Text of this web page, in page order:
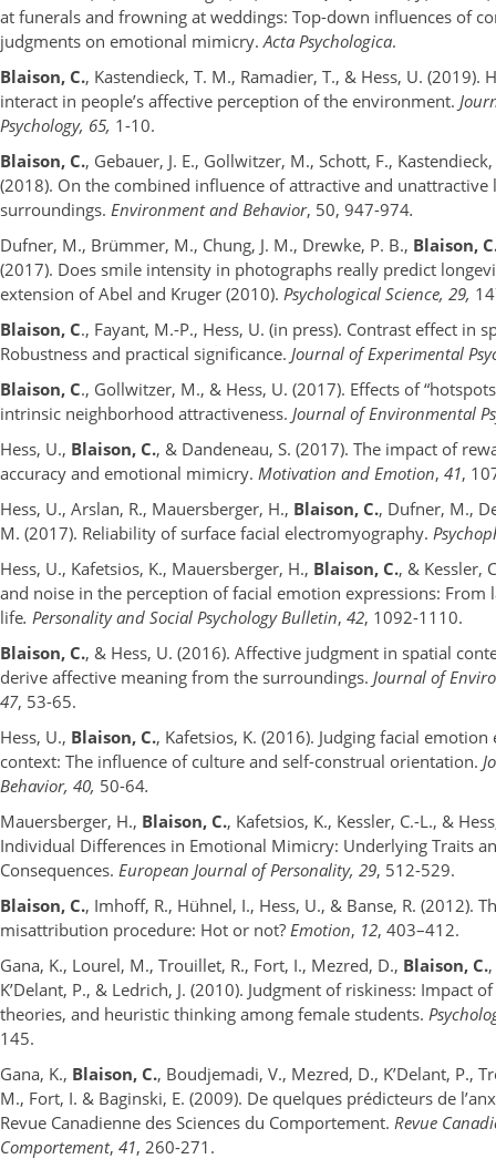
at funerals and frowning at weddings: Top-down influences of
judgments on emotional mimicry.Acta Psychologica.
Blaison, C., Kastendieck, T. M., Ramadier, T., & Hess, U. (2019).
interact in people’s affective perception of the environment.
Psychology, 65, 1-10.
Blaison, C., Gebauer, J. E., Gollwitzer, M., Schott, F.,
(2018). On the combined influence of attractive and unattractive
surroundings. Environment and Behavior, 50, 947-974.
Dufner, M., Brümmer, M., Chung, J. M., Drewke, P. B., Blaison,
(2017). Does smile intensity in photographs really predict
extension of Abel and Kruger (2010). Psychological Science, 29,
Blaison, C., Fayant, M.-P., Hess, U. (in press). Contrast effect in
Robustness and practical significance. Journal of Experimental
Blaison, C., Gollwitzer, M., & Hess, U. (2017). Effects of
intrinsic neighborhood attractiveness. Journal of Environmental
Hess, U., Blaison, C., & Dandeneau, S. (2017). The impact of
accuracy and emotional mimicry. Motivation and Emotion, 41,
Hess, U., Arslan, R., Mauersberger, H., Blaison, C., Dufner, M.,
M. (2017). Reliability of surface facial electromyography.
Hess, U., Kafetsios, K., Mauersberger, H., Blaison, C., & Kessler,
and noise in the perception of facial emotion expressions: From
life. Personality and Social Psychology Bulletin, 42, 1092-1110.
Blaison, C., & Hess, U. (2016). Affective judgment in spatial
derive affective meaning from the surroundings. Journal of
47, 53-65.
Hess, U., Blaison, C., Kafetsios, K. (2016). Judging facial
context: The influence of culture and self-construal orientation.
Behavior, 40, 50-64.
Mauersberger, H., Blaison, C., Kafetsios, K., Kessler, C.-L., &
Individual Differences in Emotional Mimicry: Underlying Traits
Consequences. European Journal of Personality, 29, 512-529.
Blaison, C., Imhoff, R., Hühnel, I., Hess, U., & Banse, R. (2012).
misattribution procedure: Hot or not? Emotion, 12, 403–412.
Gana, K., Lourel, M., Trouillet, R., Fort, I., Mezred, D., Blaison, C.
K’Delant, P., & Ledrich, J. (2010). Judgment of riskiness: Impact
theories, and heuristic thinking among female students.
145.
Gana, K., Blaison, C., Boudjemadi, V., Mezred, D., K’Delant, P.,
M., Fort, I. & Baginski, E. (2009). De quelques prédicteurs de
Revue Canadienne des Sciences du Comportement. Revue
Comportement, 41, 260-271.